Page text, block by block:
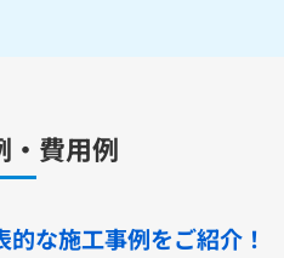
TLHG31AEFZ
TLS05301J
・費用例
的な施工事例をご紹介！